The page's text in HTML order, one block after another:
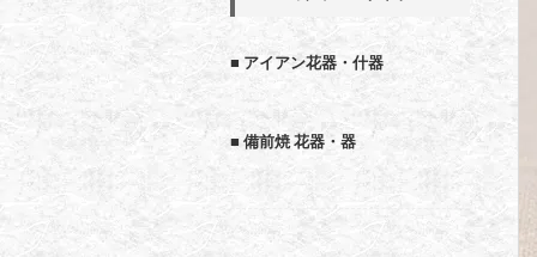
■ アイアン花器・什器
■ 備前焼 花器・器